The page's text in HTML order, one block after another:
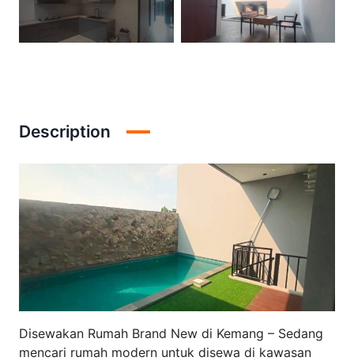
Description
Disewakan Rumah Brand New di Kemang – Sedang
mencari rumah modern untuk disewa di kawasan